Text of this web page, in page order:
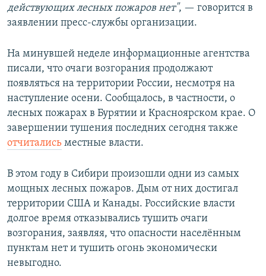
действующих лесных пожаров нет", — говорится в
заявлении пресс-службы организации.
На минувшей неделе информационные агентства
писали, что очаги возгорания продолжают
появляться на территории России, несмотря на
наступление осени. Сообщалось, в частности, о
лесных пожарах в Бурятии и Красноярском крае. О
завершении тушения последних сегодня также
отчитались местные власти.
В этом году в Сибири произошли одни из самых
мощных лесных пожаров. Дым от них достигал
территории США и Канады. Российские власти
долгое время отказывались тушить очаги
возгорания, заявляя, что опасности населённым
пунктам нет и тушить огонь экономически
невыгодно.